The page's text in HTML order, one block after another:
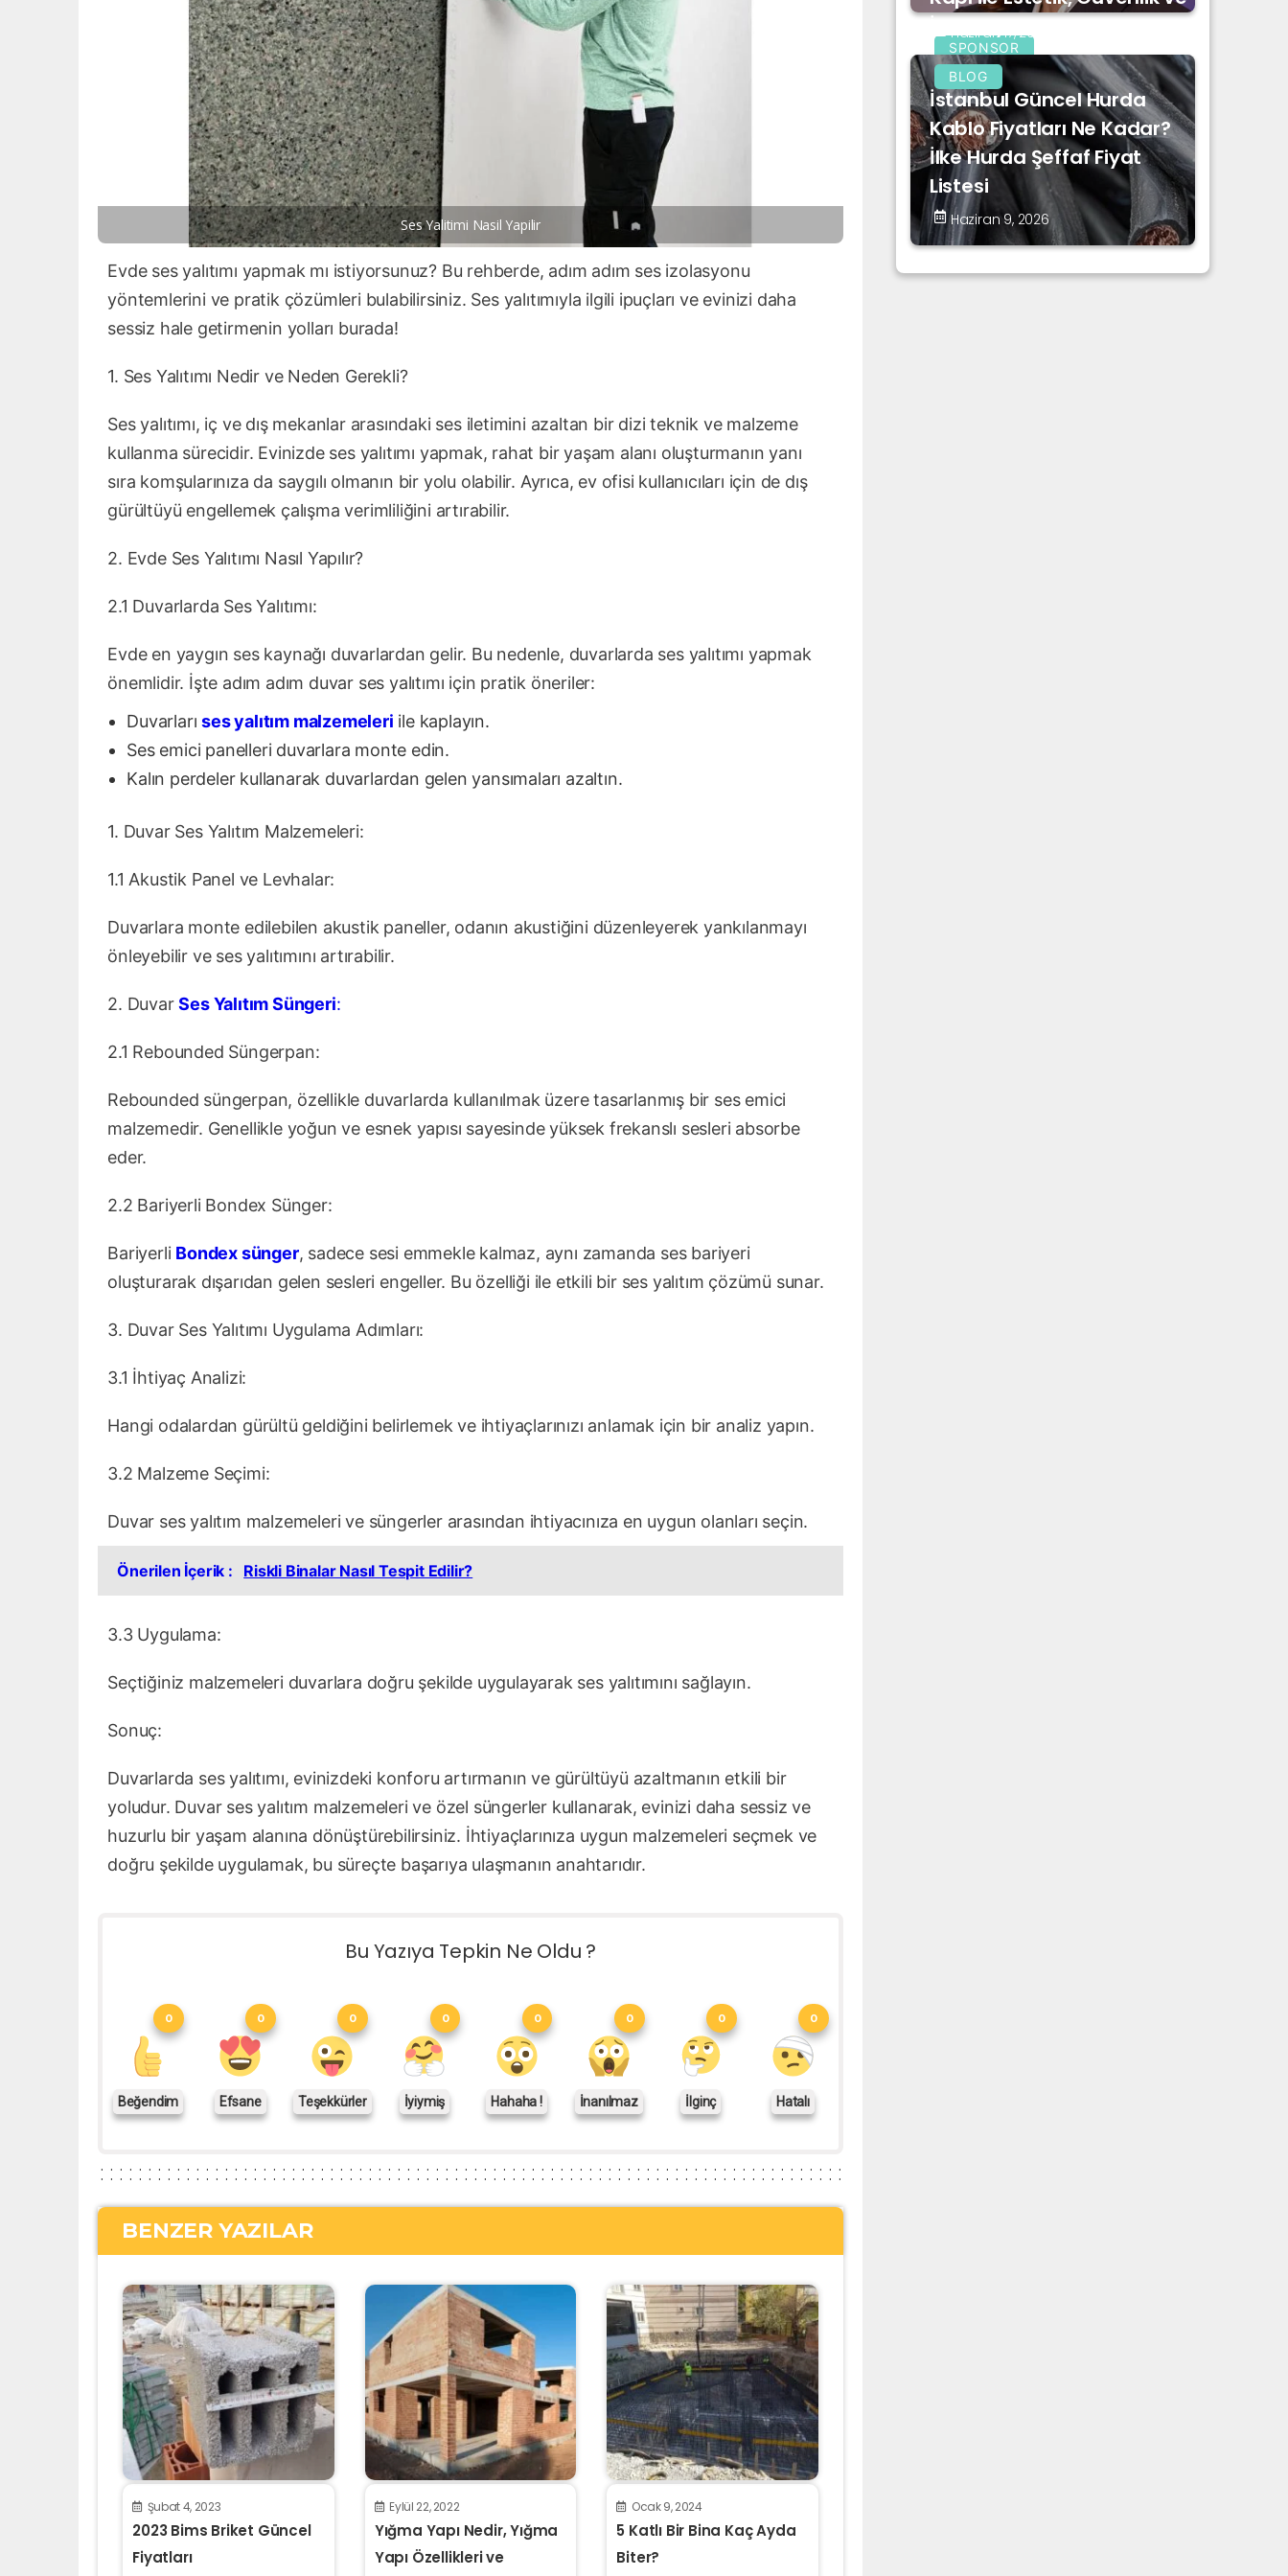
Ses Yalitimi Nasil Yapilir
Evde ses yalıtımı yapmak mı istiyorsunuz? Bu rehberde, adım adım ses izolasyonu
yöntemlerini ve pratik çözümleri bulabilirsiniz. Ses yalıtımıyla ilgili ipuçları ve evinizi daha
sessiz hale getirmenin yolları burada!
1. Ses Yalıtımı Nedir ve Neden Gerekli?
Ses yalıtımı, iç ve dış mekanlar arasındaki ses iletimini azaltan bir dizi teknik ve malzeme
kullanma sürecidir. Evinizde ses yalıtımı yapmak, rahat bir yaşam alanı oluşturmanın yanı
sıra komşularınıza da saygılı olmanın bir yolu olabilir. Ayrıca, ev ofisi kullanıcıları için de dış
gürültüyü engellemek çalışma verimliliğini artırabilir.
2. Evde Ses Yalıtımı Nasıl Yapılır?
2.1 Duvarlarda Ses Yalıtımı:
Evde en yaygın ses kaynağı duvarlardan gelir. Bu nedenle, duvarlarda ses yalıtımı yapmak
önemlidir. İşte adım adım duvar ses yalıtımı için pratik öneriler:
Duvarlarıses yalıtım malzemeleri ile kaplayın.
Ses emici panelleri duvarlara monte edin.
Kalın perdeler kullanarak duvarlardan gelen yansımaları azaltın.
1. Duvar Ses Yalıtım Malzemeleri:
1.1 Akustik Panel ve Levhalar:
Duvarlara monte edilebilen akustik paneller, odanın akustiğini düzenleyerek yankılanmayı
önleyebilir ve ses yalıtımını artırabilir.
2. DuvarSes Yalıtım Süngeri:
2.1 Rebounded Süngerpan:
Rebounded süngerpan, özellikle duvarlarda kullanılmak üzere tasarlanmış bir ses emici
malzemedir. Genellikle yoğun ve esnek yapısı sayesinde yüksek frekanslı sesleri absorbe
eder.
2.2 Bariyerli Bondex Sünger:
Bariyerli Bondex sünger, sadece sesi emmekle kalmaz, aynı zamanda ses bariyeri
oluşturarak dışarıdan gelen sesleri engeller. Bu özelliği ile etkili bir ses yalıtım çözümü sunar.
3. Duvar Ses Yalıtımı Uygulama Adımları:
3.1 İhtiyaç Analizi:
Hangi odalardan gürültü geldiğini belirlemek ve ihtiyaçlarınızı anlamak için bir analiz yapın.
3.2 Malzeme Seçimi:
Duvar ses yalıtım malzemeleri ve süngerler arasından ihtiyacınıza en uygun olanları seçin.
Önerilen İçerik : Riskli Binalar Nasıl Tespit Edilir?
3.3 Uygulama:
Seçtiğiniz malzemeleri duvarlara doğru şekilde uygulayarak ses yalıtımını sağlayın.
Sonuç:
Duvarlarda ses yalıtımı, evinizdeki konforu artırmanın ve gürültüyü azaltmanın etkili bir
yoludur. Duvar ses yalıtım malzemeleri ve özel süngerler kullanarak, evinizi daha sessiz ve
huzurlu bir yaşam alanına dönüştürebilirsiniz. İhtiyaçlarınıza uygun malzemeleri seçmek ve
doğru şekilde uygulamak, bu süreçte başarıya ulaşmanın anahtarıdır.
Bu Yazıya Tepkin Ne Oldu ?
Beğendim
0
Efsane
0
Teşekkürler
0
İyiymiş
0
Hahaha !
0
İnanılmaz
0
İlginç
0
Hatalı
0
BENZER YAZILAR
Şubat 4, 2023
2023 Bims Briket Güncel
Fiyatları
Eylül 22, 2022
Yığma Yapı Nedir, Yığma
Yapı Özellikleri ve
Ocak 9, 2024
5 Katlı Bir Bina Kaç Ayda
Biter?
SPONSOR
Haziran 17, 2026
BLOG
İstanbul Güncel Hurda
Kablo Fiyatları Ne Kadar?
İlke Hurda Şeffaf Fiyat
Listesi
Haziran 9, 2026